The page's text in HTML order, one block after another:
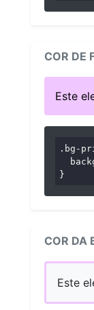
COR DE
Este
.bg-
}
COR DA
Este